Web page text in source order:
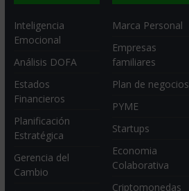
Inteligencia
Emocional
Análisis DOFA
Estados
Financieros
Planificación
Estratégica
Gerencia del
Cambio
Marca Personal
Empresas
familiares
Plan de negocios
PYME
Startups
Economia
Colaborativa
Criptomonedas